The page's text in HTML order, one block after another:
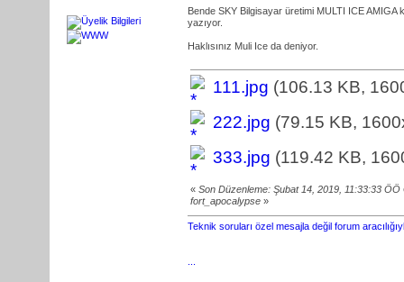
Bende SKY Bilgisayar üretimi MULTI ICE AMIGA
yazıyor.
Haklısınız Muli Ice da deniyor.
111.jpg (106.13 KB,
222.jpg (79.15 KB,
333.jpg (119.42 KB,
« Son Düzenleme: Şubat 14, 2019, 11:33:33 ÖÖ
fort_apocalypse »
Teknik soruları özel mesajla değil forum